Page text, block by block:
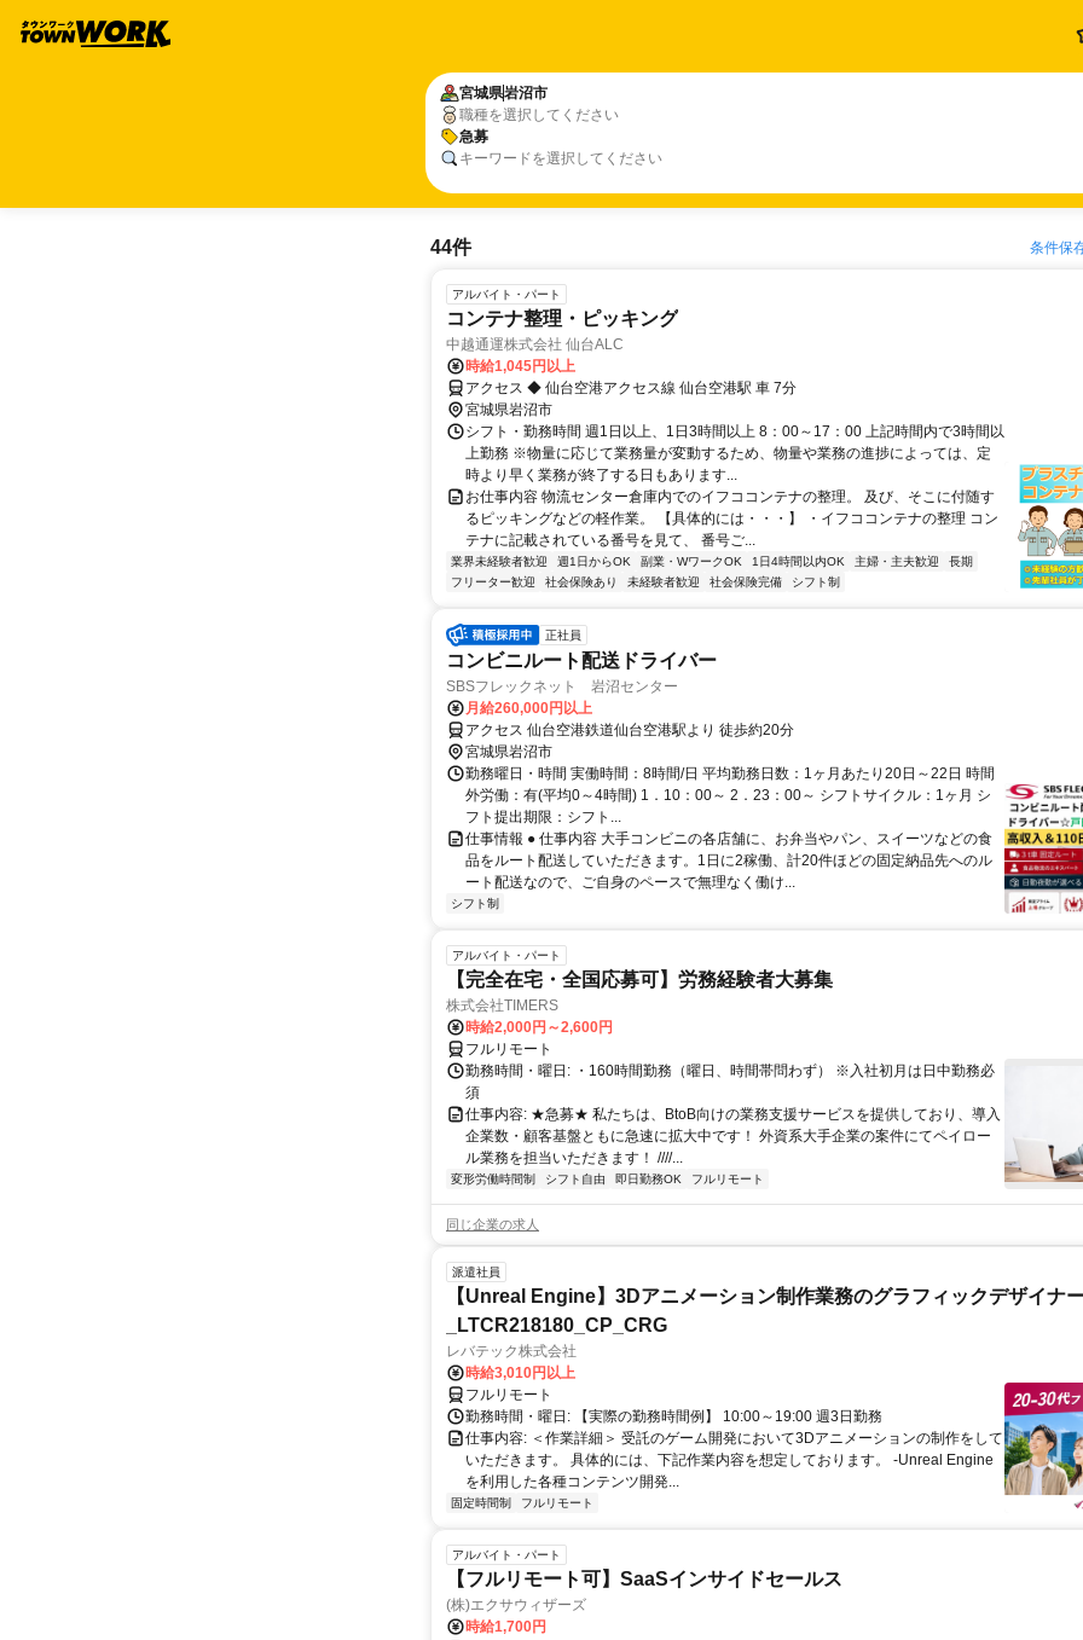
宮城県岩沼市
職種を選択してください
急募
キーワードを選択してください
44件 条件保
アルバイト・パート
コンテナ整理・ピッキング
中越通運株式会社 仙台ALC
時給1,045円以上
アクセス ◆ 仙台空港アクセス線 仙台空港駅 車 7分
宮城県岩沼市
シフト・勤務時間 週1日以上、1日3時間以上 8：00～17：00 上記時間内で3時間以
上勤務 ※物量に応じて業務量が変動するため、物量や業務の進捗によっては、定
時より早く業務が終了する日もあります...
お仕事内容 物流センター倉庫内でのイフココンテナの整理。 及び、そこに付随す
るピッキングなどの軽作業。 【具体的には・・・】 ・イフココンテナの整理 コン
テナに記載されている番号を見て、 番号ご...
業界未経験者歓迎 週1日からOK 副業・WワークOK 1日4時間以内OK 主婦・主夫歓迎
長期
フリーター歓迎
社会保険あり 未経験者歓迎 社会保険完備 シフト制
正社員
コンビニルート配送ドライバー
SBSフレックネット 岩沼センター
月給260,000円以上
アクセス 仙台空港鉄道仙台空港駅より 徒歩約20分
宮城県岩沼市
勤務曜日・時間 実働時間：8時間/日 平均勤務日数：1ヶ月あたり20日～22日 時間
外労働：有(平均0～4時間) 1．10：00～ 2．23：00～ シフトサイクル：1ヶ月 シ
フト提出期限：シフト...
仕事情報 ● 仕事内容 大手コンビニの各店舗に、お弁当やパン、スイーツなどの食
品をルート配送していただきます。1日に2稼働、計20件ほどの固定納品先へのル
ート配送なので、ご自身のペースで無理なく働け...
シフト制
アルバイト・パート
【完全在宅・全国応募可】労務経験者大募集
株式会社TIMERS
時給2,000円～2,600円
フルリモート
勤務時間・曜日: ・160時間勤務（曜日、時間帯問わず） ※入社初月は日中勤務必
須
仕事内容: ★急募★ 私たちは、BtoB向けの業務支援サービスを提供しており、導入
企業数・顧客基盤ともに急速に拡大中です！ 外資系大手企業の案件にてペイロー
ル業務を担当いただきます！ ////...
変形労働時間制 シフト自由 即日勤務OK フルリモート
同じ企業の求人
派遣社員
【Unreal Engine】3Dアニメーション制作業務のグラフィックデザイナ
_LTCR218180_CP_CRG
レバテック株式会社
時給3,010円以上
フルリモート
勤務時間・曜日: 【実際の勤務時間例】 10:00～19:00 週3日勤務
仕事内容: ＜作業詳細＞ 受託のゲーム開発において3Dアニメーションの制作をして
いただきます。 具体的には、下記作業内容を想定しております。 -Unreal Engine
を利用した各種コンテンツ開発...
固定時間制 フルリモート
アルバイト・パート
【フルリモート可】SaaSインサイドセールス
(株)エクサウィザーズ
時給1,700円